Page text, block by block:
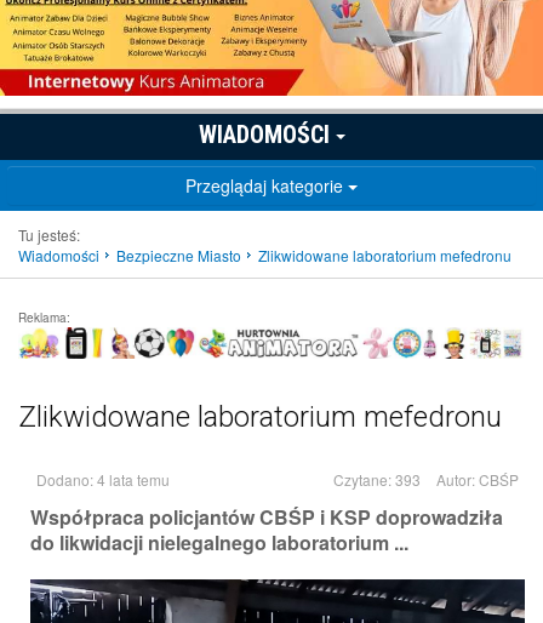
WIADOMOŚCI
Przeglądaj kategorie
Tu jesteś:
Wiadomości
Bezpieczne Miasto Zlikwidowane laboratorium mefedronu
Reklama:
Zlikwidowane laboratorium mefedronu
Dodano: 4 lata temu Czytane: 393 Autor:CBŚP
Współpraca policjantów CBŚP i KSP doprowadziła
do likwidacji nielegalnego laboratorium ...